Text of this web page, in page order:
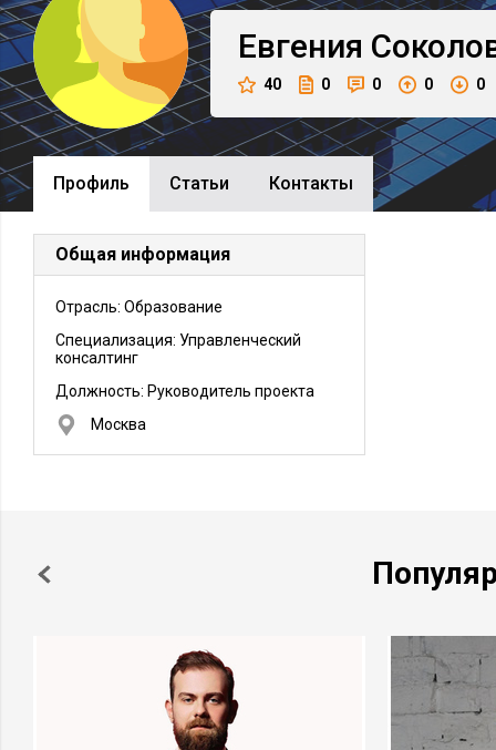
Евгения
40 0 0 0 0
Профиль Cтатьи Контакты
Общая информация
Отрасль: Образование
Специализация: Управленческий
консалтинг
Должность: Руководитель проекта
Москва